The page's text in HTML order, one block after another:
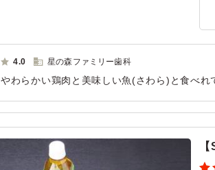
4.0 星の森ファミリー歯科
やわらかい鶏肉と美味しい魚(さわら)と食べ